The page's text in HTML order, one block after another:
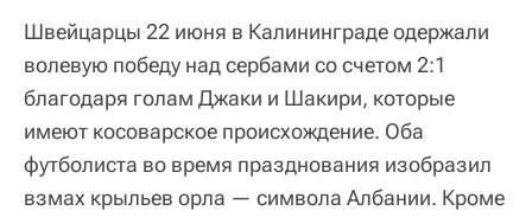
Швейцарцы 22 июня в Калининграде одержали
волевую победу над сербами со счетом 2:1
благодаря голам Джаки и Шакири, которые
имеют косоварское происхождение. Оба
футболиста во время празднования изобразил
взмах крыльев орла — символа Албании. Кроме